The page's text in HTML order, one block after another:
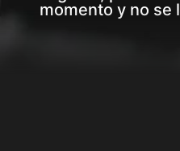
momento y no se